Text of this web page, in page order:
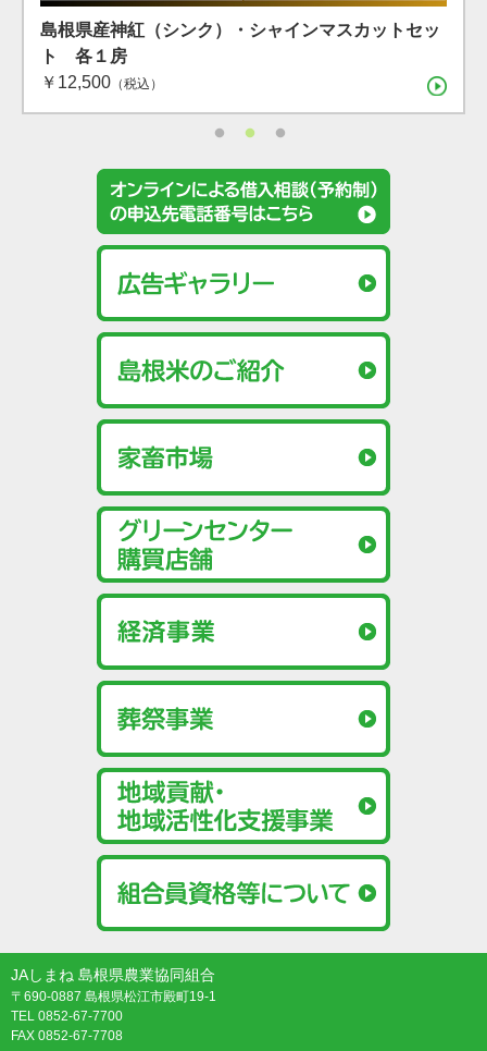
島根県産 シャインマスカット １房（600g）（7月下
旬〜8月上旬）
（税込）
島根県産神紅（シンク）・シャインマスカットセッ
ト 各１房
￥12,500 （税込）
島根県産 アールスメロン2玉箱
（税込）
JAしまね 島根県農業協同組合
〒690-0887 島根県松江市殿町19-1
TEL 0852-67-7700
FAX 0852-67-7708